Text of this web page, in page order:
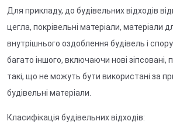
Для прикладу, до будівельних відходів
цегла, покрівельні матеріали, матеріали
внутрішнього оздоблення будівель і
багато іншого, включаючи нові зіпсовані,
такі, що не можуть бути використані за
будівельні матеріали.
Класифікація будівельних відходів: